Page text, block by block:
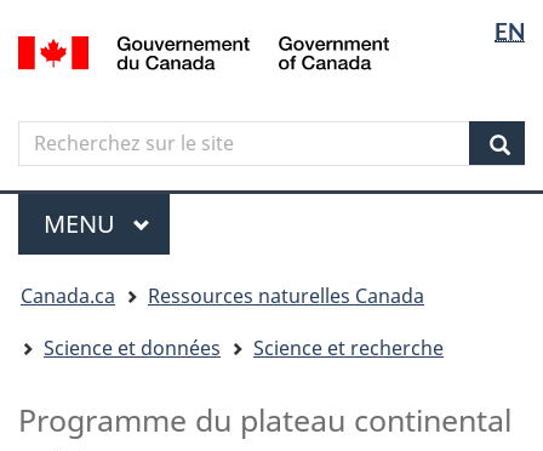
Aller
au
principal
Skip
to
government"
Passer
à
version
simplifiée
langue
EN
Canada
Search
Recherchez
sur
le
site
Menu
MENU PRINCIPAL
êtes
ici
Canada.ca
Ressources naturelles Canada
Science et données
Science et recherche
Programme du plateau continental